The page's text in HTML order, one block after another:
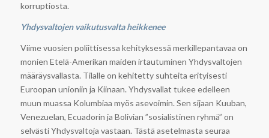
korruptiosta.
Yhdysvaltojen vaikutusvalta heikkenee
Viime vuosien poliittisessa kehityksessä merkillepantavaa on
monien Etelä-Amerikan maiden irtautuminen Yhdysvaltojen
määräysvallasta. Tilalle on kehitetty suhteita erityisesti
Euroopan unioniin ja Kiinaan. Yhdysvallat tukee edelleen
muun muassa Kolumbiaa myös asevoimin. Sen sijaan Kuuban,
Venezuelan, Ecuadorin ja Bolivian ”sosialistinen ryhmä” on
selvästi Yhdysvaltoja vastaan. Tästä asetelmasta seuraa